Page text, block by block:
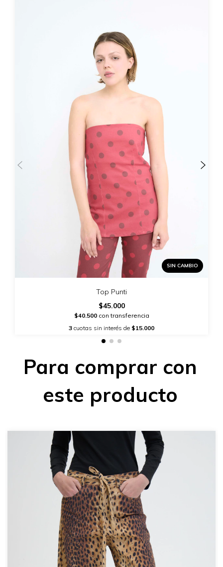
SIN CAMBIO
Top Punti
$45.000
$40.500con transferencia
3 cuotas sin interés de $15.000
Para comprar con
este producto